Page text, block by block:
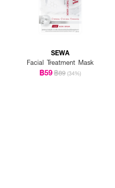
SEWA
Facial Treatment Mask
฿59฿89 (34%)